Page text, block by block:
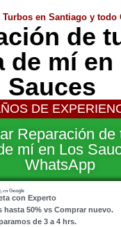
Turbos en Santiago y todo
de
de mí en
Sauces
DE
Reparación de
mí en Los
WhatsApp
con Experto
hasta 50% vs Comprar nuevo.
de 3 a 4 hrs.